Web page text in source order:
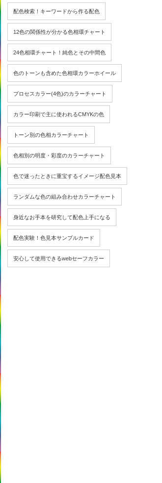
配色検索！キーワードから作る配色
12色の関係性が分かる色相環チャート
24色相環チャート！純色とその中間色
色のトーンも含めた色相環カラーホイール
プロセスカラー(4色)のカラーチャート
カラー印刷で主に使われるCMYKの色
トーン別の色相カラーチャート
色相別の明度・彩度のカラーチャート
色で迷ったときに重宝するイメージ配色見本
ランダムな色の組み合わせカラーチャート
身近なお手本を研究して配色上手になる
配色実験！色見本サンプルカード
安心して使用できるwebセーフカラー